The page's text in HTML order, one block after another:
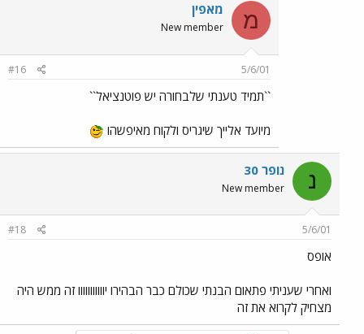
מ מאפין
New member
5/6/01
#16
``תמיד טענתי שלבחורה יש פוטנציאל``
מיועד אלייך שיגריס ולקוח מאיפשהו
נ נופר 30
New member
5/6/01
#18
אופס
ואחרי שעניתי פתאום הבנתי שכולם כבר הבהירו יווווווווווו זה ממש היה
מצחיק לקרוא את זה